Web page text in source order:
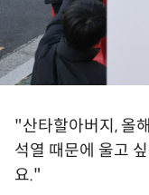
"산타할아버지, 올
석열 때문에 울고
요."